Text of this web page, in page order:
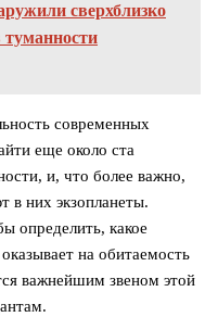
сверхблизко
современных
еще около ста
и, что более важно,
в них экзопланеты.
определить, какое
на обитаемость
важнейшим звеном этой